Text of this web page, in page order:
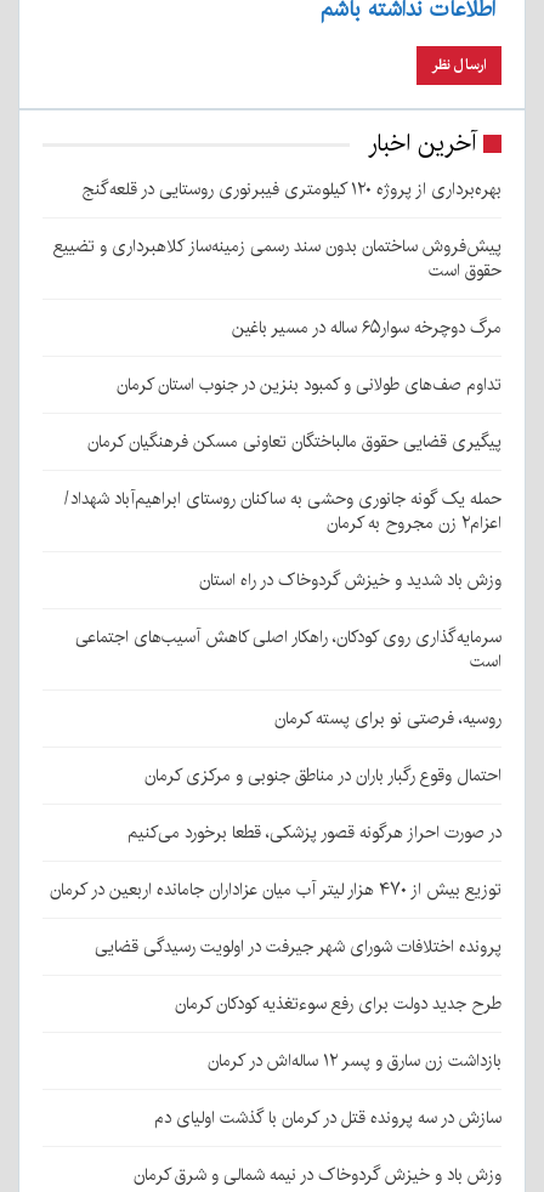
اطلاعات نداشته باشم
آخرین اخبار
بهره‌برداری از پروژه ۱۲۰ کیلومتری فیبرنوری روستایی در قلعه‌گنج
پیش‌فروش ساختمان بدون سند رسمی زمینه‌ساز کلاهبرداری و تضییع
حقوق است
مرگ دوچرخه سوار۶۵ ساله در مسیر باغین
تداوم صف‌های طولانی و کمبود بنزین در جنوب استان کرمان
پیگیری قضایی حقوق مالباختگان تعاونی مسکن فرهنگیان کرمان
حمله یک گونه جانوری وحشی به ساکنان روستای ابراهیم‌آباد شهداد/
اعزام۲ زن مجروح به کرمان
وزش باد شدید و خیزش گردوخاک در راه استان
سرمایه‌گذاری روی کودکان، راهکار اصلی کاهش آسیب‌های اجتماعی
است
روسیه، فرصتی نو برای پسته کرمان
احتمال وقوع رگبار باران در مناطق جنوبی و مرکزی کرمان
در صورت احراز هرگونه قصور پزشکی، قطعا برخورد می‌کنیم
توزیع بیش از ۴۷۰ هزار لیتر آب میان عزاداران جامانده اربعین در کرمان
پرونده اختلافات شورای شهر جیرفت در اولویت رسیدگی قضایی
طرح جدید دولت برای رفع سوءتغذیه کودکان کرمان
بازداشت زن سارق و پسر ۱۲ ساله‌اش در کرمان
سازش در سه پرونده قتل در کرمان با گذشت اولیای دم
وزش باد و خیزش گردوخاک در نیمه شمالی و شرق کرمان